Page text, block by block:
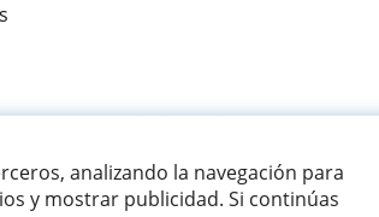
analizando la navegación para
y mostrar publicidad. Si continúas
9,5/10 ★★★★★